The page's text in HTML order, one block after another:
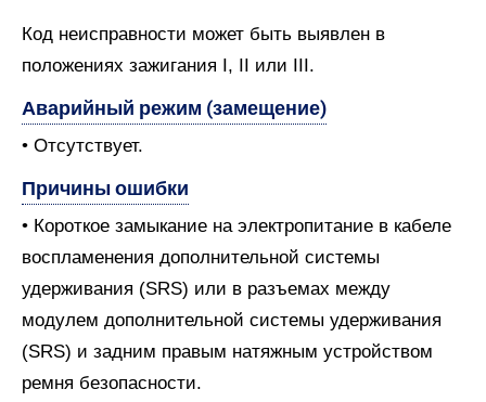
Код неисправности может быть выявлен в
положениях зажигания I, II или III.
Аварийный режим (замещение)
• Отсутствует.
Причины ошибки
• Короткое замыкание на электропитание в кабеле
воспламенения дополнительной системы
удерживания (SRS) или в разъемах между
модулем дополнительной системы удерживания
(SRS) и задним правым натяжным устройством
ремня безопасности.